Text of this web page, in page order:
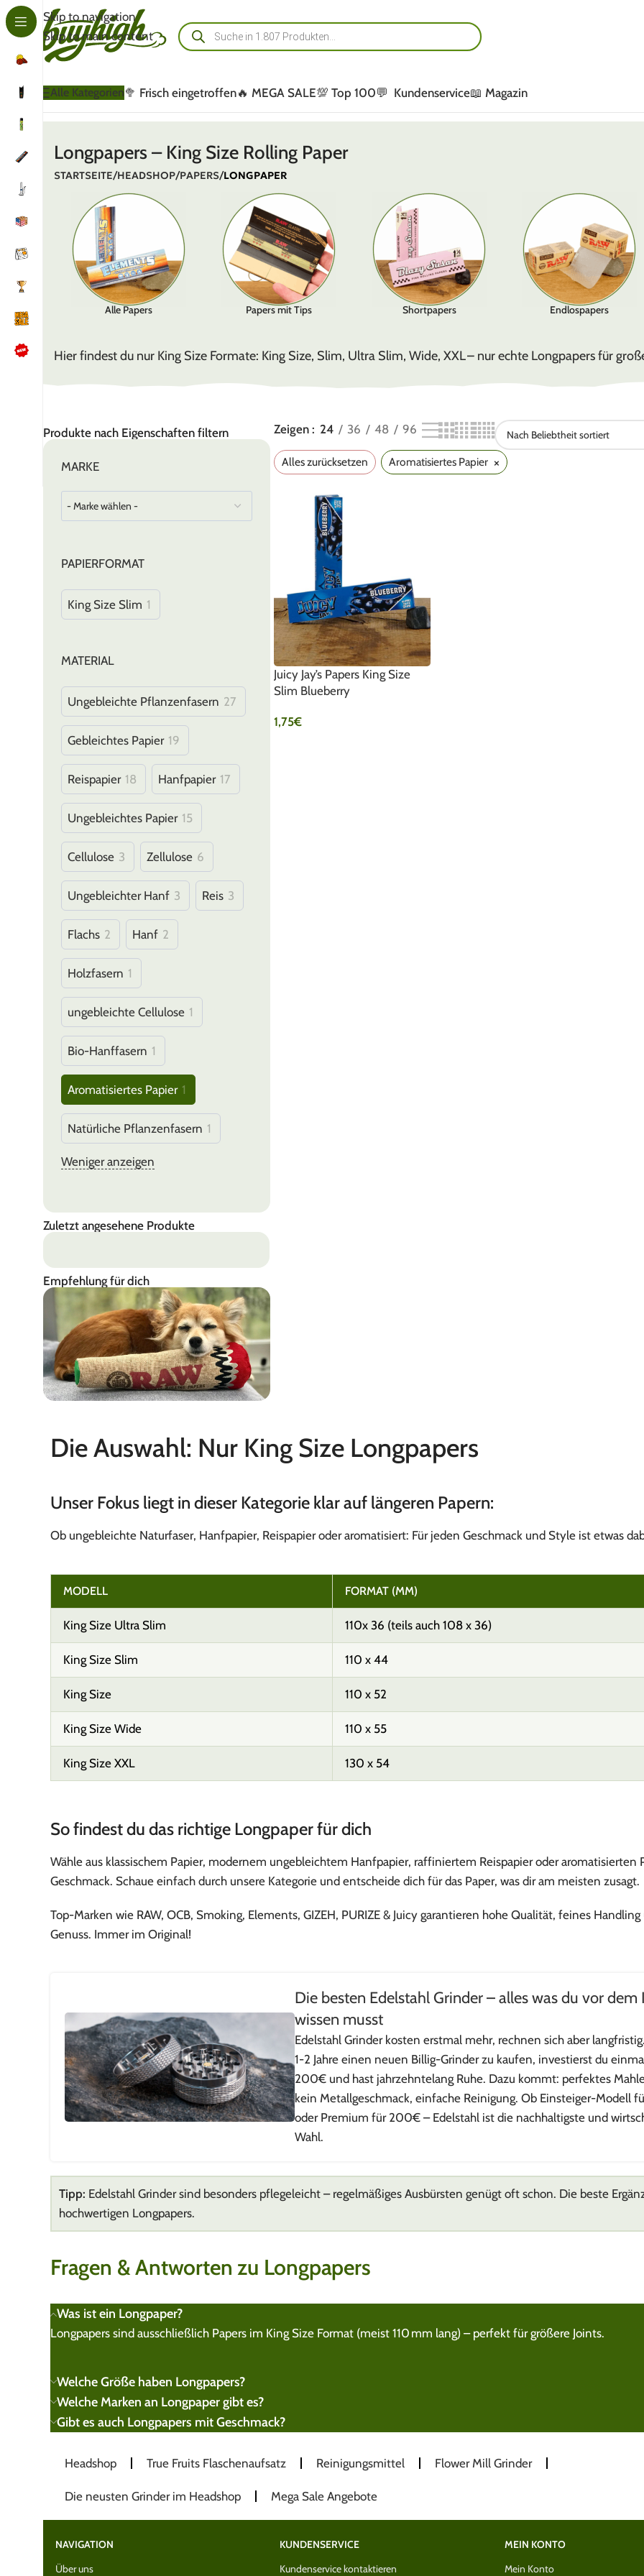
Skip to navigation
Skip to main content
Schreib uns auf WhatsApp
🍪 Cookie-Einstellungen ändern
Alle Kategorien🥦 Frisch eingetroffen🔥 MEGA SALE💯 Top 100💬 Kundenservice📖 Magazin
Longpapers – King Size Rolling Paper
STARTSEITE/HEADSHOP/PAPERS/LONGPAPER
Alle Papers Papers mit Tips Shortpapers Endlospapers
Hier findest du nur King Size Formate: King Size, Slim, Ultra Slim, Wide, XXL – nur echte Longpapers für
Produkte nach Eigenschaften filtern
MARKE
PAPIERFORMAT
King Size Slim 1
MATERIAL
Ungebleichte Pflanzenfasern 27
Gebleichtes Papier 19
Reispapier 18 Hanfpapier 17
Ungebleichtes Papier 15
Cellulose 3 Zellulose 6
Ungebleichter Hanf 3 Reis 3
Flachs 2 Hanf 2
Holzfasern 1
ungebleichte Cellulose 1
Bio-Hanffasern 1
Aromatisiertes Papier 1
Natürliche Pflanzenfasern 1
Weniger anzeigen
Zuletzt angesehene Produkte
Empfehlung für dich
RAW
Rolling Papers & Zubehör
Zeigen 24 36 48 96
Alles zurücksetzen Aromatisiertes Papier ×
Juicy Jay’s Papers King Size
Slim Blueberry
1,75€
Die Auswahl: Nur King Size Longpapers
Unser Fokus liegt in dieser Kategorie klar auf längeren Papern:
Ob ungebleichte Naturfaser, Hanfpapier, Reispapier oder aromatisiert: Für jeden Geschmack und Style ist etwas
MODELL FORMAT (MM)
King Size Ultra Slim 110x 36 (teils auch 108 x 36)
King Size Slim 110 x 44
King Size 110 x 52
King Size Wide 110 x 55
King Size XXL 130 x 54
So findest du das richtige Longpaper für dich
Wähle aus klassischem Papier, modernem ungebleichtem Hanfpapier, raffiniertem Reispapier oder aromatisierten
Geschmack. Schaue einfach durch unsere Kategorie und entscheide dich für das Paper, was dir am meisten zusagt.
Top-Marken wie RAW, OCB, Smoking, Elements, GIZEH, PURIZE & Juicy garantieren hohe Qualität, feines
Genuss. Immer im Original!
Die besten Edelstahl Grinder – alles was du vor dem
wissen musst
Edelstahl Grinder kosten erstmal mehr, rechnen sich aber
1-2 Jahre einen neuen Billig-Grinder zu kaufen, investierst du
200€ und hast jahrzehntelang Ruhe. Dazu kommt: perfektes
kein Metallgeschmack, einfache Reinigung. Ob Einsteiger-Modell
oder Premium für 200€ – Edelstahl ist die nachhaltigste und
Wahl.
Tipp: Edelstahl Grinder sind besonders pflegeleicht – regelmäßiges Ausbürsten genügt oft schon. Die beste
hochwertigen Longpapers.
Fragen & Antworten zu Longpapers
Was ist ein Longpaper?
Longpapers sind ausschließlich Papers im King Size Format (meist 110 mm lang) – perfekt für größere Joints.
Welche Größe haben Longpapers?
Welche Marken an Longpaper gibt es?
Gibt es auch Longpapers mit Geschmack?
Headshop True Fruits Flaschenaufsatz Reinigungsmittel Flower Mill Grinder
Die neusten Grinder im Headshop Mega Sale Angebote
NAVIGATION
Über uns
KUNDENSERVICE
Kundenservice kontaktieren
MEIN KONTO
Mein Konto